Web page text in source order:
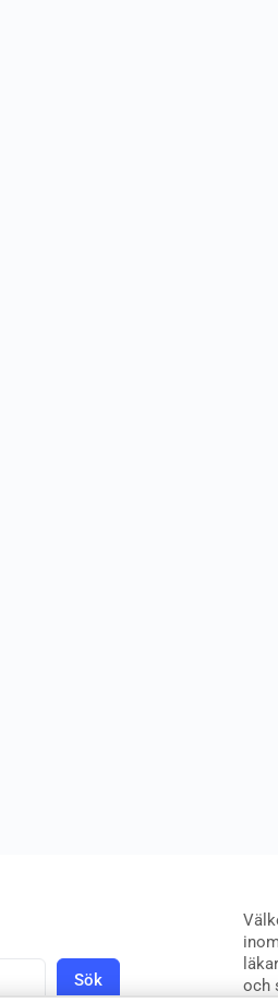
Sök
och